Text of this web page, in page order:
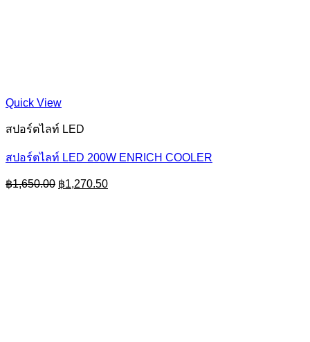
Quick View
สปอร์ตไลท์ LED
สปอร์ตไลท์ LED 200W ENRICH COOLER
฿1,650.00 Original
฿1,270.50Current